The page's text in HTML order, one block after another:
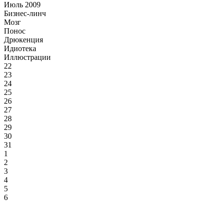
Июль 2009
Бизнес-линч
Мозг
Понос
Дрюкенция
Идиотека
Иллюстрации
22
23
24
25
26
27
28
29
30
31
1
2
3
4
5
6